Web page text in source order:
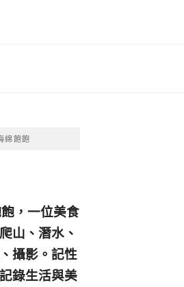
綿飽飽
，一位美食
山、潛水、
攝影。 記性
錄生活與美